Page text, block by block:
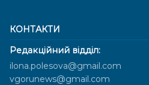
КОНТАКТИ
Редакційний відділ:
ilona.polesova@gmail.com
vgorunews@gmail.com